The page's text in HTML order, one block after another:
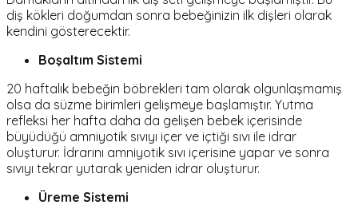
diş kökleri doğumdan sonra bebeğinizin ilk dişleri olarak
kendini gösterecektir.
Boşaltım Sistemi
20 haftalık bebeğin böbrekleri tam olarak olgunlaşmamış
olsa da süzme birimleri gelişmeye başlamıştır. Yutma
refleksi her hafta daha da gelişen bebek içerisinde
büyüdüğü amniyotik sıvıyı içer ve içtiği sıvı ile idrar
oluşturur. İdrarını amniyotik sıvı içerisine yapar ve sonra
sıvıyı tekrar yutarak yeniden idrar oluşturur.
Üreme Sistemi